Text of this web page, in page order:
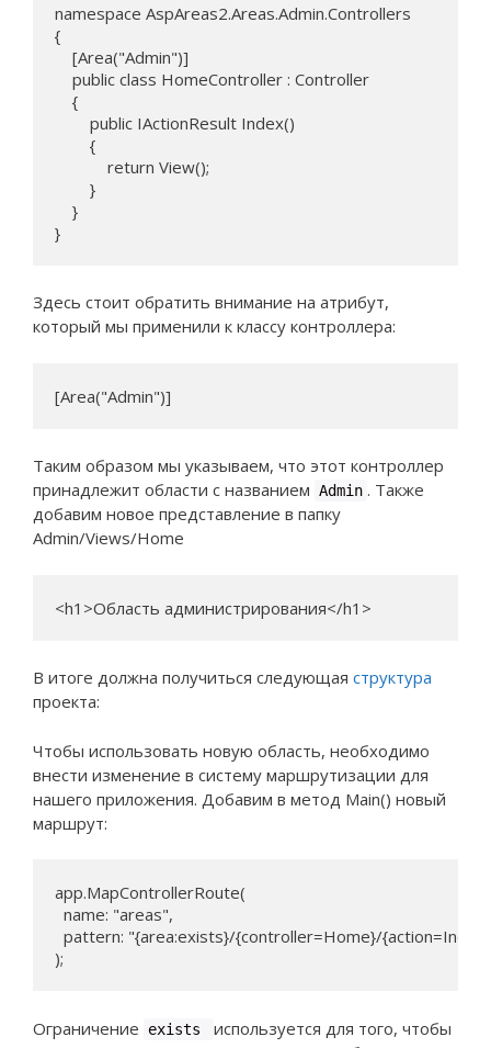
namespace AspAreas2.Areas.Admin.Controllers
{
    [Area("Admin")]
    public class HomeController : Controller
    {
        public IActionResult Index()
        {
            return View();
        }
    }
Здесь стоит обратить внимание на атрибут,
который мы применили к классу контроллера:
[Area("Admin")]
Таким образом мы указываем, что этот контроллер
принадлежит области с названием Admin . Также
добавим новое представление в папку
Admin/Views/Home
<h1>Область администрирования</h1>
В итоге должна получиться следующая структура
проекта:
Чтобы использовать новую область, необходимо
внести изменение в систему маршрутизации для
нашего приложения. Добавим в метод Main() новый
маршрут:
app.MapControllerRoute(
  name: "areas",
pattern: "{area:exists}/{controller=Home}/
);
Ограничение exists
используется для того, чтобы